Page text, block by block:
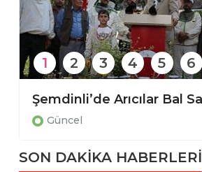
Güncel
1 2 3 4 5 6
SON DAKİKA HABERLERİ